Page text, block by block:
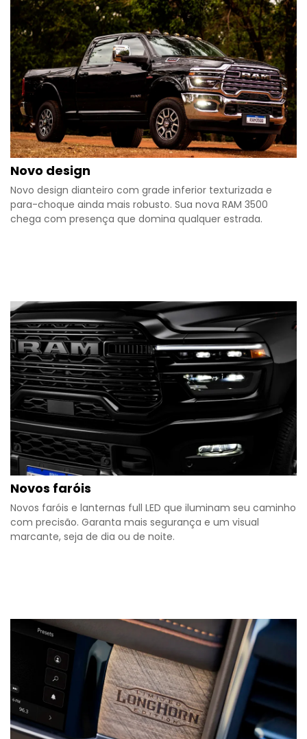
Novo design
Novo design dianteiro com grade inferior texturizada e
para-choque ainda mais robusto. Sua nova RAM 3500
chega com presença que domina qualquer estrada.​
Novos faróis
Novos faróis e lanternas full LED que iluminam seu caminho
com precisão. Garanta mais segurança e um visual
marcante, seja de dia ou de noite.​